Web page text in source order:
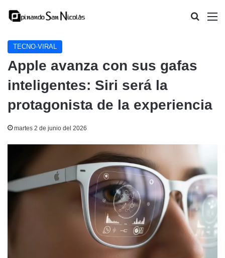
Buscar
TECNO-VIRAL
Apple avanza con sus gafas
inteligentes: Siri será la
protagonista de la experiencia
martes 2 de junio del 2026